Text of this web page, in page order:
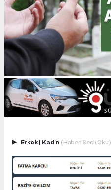
Erkek| Kadın (Haberi Sesli Oku)